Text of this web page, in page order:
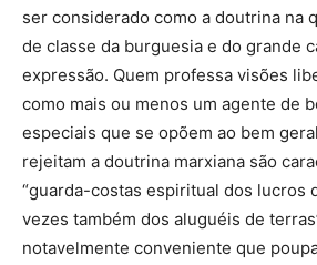
ser considerado como a doutrina na
de classe da burguesia e do grande
expressão. Quem professa visões
como mais ou menos um agente de
especiais que se opõem ao bem
rejeitam a doutrina marxiana são
“guarda-costas espiritual dos lucros
vezes também dos aluguéis de
notavelmente conveniente que